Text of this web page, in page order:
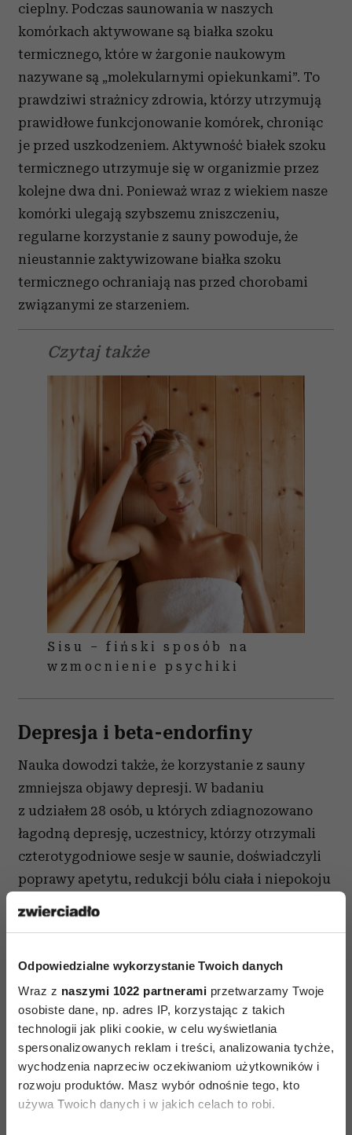
Odpowiedzialne wykorzystanie Twoich danych
Wraz z naszymi 1022 partnerami przetwarzamy Twoje
osobiste dane, np. adres IP, korzystając z takich
technologii jak pliki cookie, w celu wyświetlania
spersonalizowanych reklam i treści, analizowania tychże,
wychodzenia naprzeciw oczekiwaniom użytkowników i
rozwoju produktów. Masz wybór odnośnie tego, kto
używa Twoich danych i w jakich celach to robi.
cieplny. Podczas saunowania w naszych
komórkach aktywowane są białka szoku
termicznego, które w żargonie naukowym
nazywane są „molekularnymi opiekunkami”. To
prawdziwi strażnicy zdrowia, którzy utrzymują
prawidłowe funkcjonowanie komórek, chroniąc
je przed uszkodzeniem. Aktywność białek szoku
termicznego utrzymuje się w organizmie przez
kolejne dwa dni. Ponieważ wraz z wiekiem nasze
komórki ulegają szybszemu zniszczeniu,
regularne korzystanie z sauny powoduje, że
nieustannie zaktywizowane białka szoku
termicznego ochraniają nas przed chorobami
związanymi ze starzeniem.
Czytaj także
Sisu – fiński sposób na
wzmocnienie psychiki
Depresja i beta-endorfiny
Nauka dowodzi także, że korzystanie z sauny
zmniejsza objawy depresji. W badaniu
z udziałem 28 osób, u których zdiagnozowano
łagodną depresję, uczestnicy, którzy otrzymali
czterotygodniowe sesje w saunie, doświadczyli
poprawy apetytu, redukcji bólu ciała i niepokoju
– w porównaniu z grupą kontrolną, która zamiast
30 osób z depresją pokazuje natomiast, że u osób,
które zostały poddane pojedynczej sesji
hipertermii całego ciała, działanie
przeciwdepresyjne utrzymywało się przez sześć
tygodni po leczeniu.
Prawdopodobną przyczyną antydepresyjnego